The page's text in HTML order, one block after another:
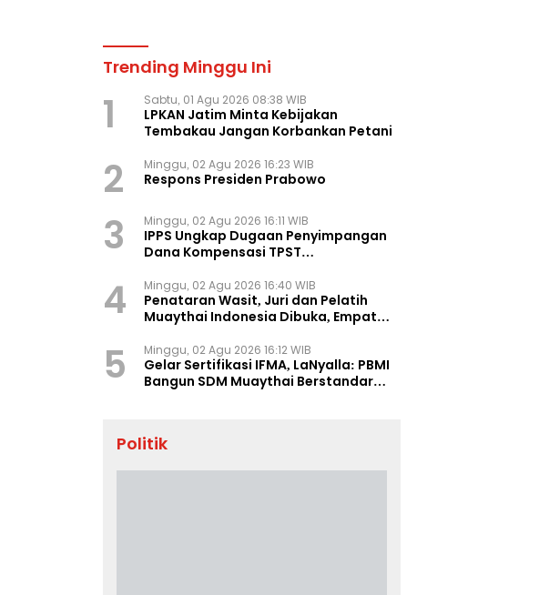
Trending Minggu Ini
1 Sabtu, 01 Agu 2026 08:38 WIB
LPKAN Jatim Minta Kebijakan
Tembakau Jangan Korbankan Petani
2 Minggu, 02 Agu 2026 16:23 WIB
Respons Presiden Prabowo
3 Minggu, 02 Agu 2026 16:11 WIB
IPPS Ungkap Dugaan Penyimpangan
Dana Kompensasi TPST
4 Minggu, 02 Agu 2026 16:40 WIB
Penataran Wasit, Juri dan Pelatih
Muaythai Indonesia Dibuka, Empat
5 Minggu, 02 Agu 2026 16:12 WIB
Gelar Sertifikasi IFMA, LaNyalla: PBMI
Bangun SDM Muaythai Berstandar
Politik